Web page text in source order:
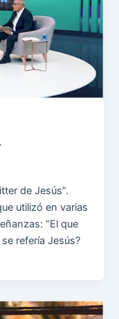
de Jesús”.
utilizó en varias
“El que
refería Jesús?